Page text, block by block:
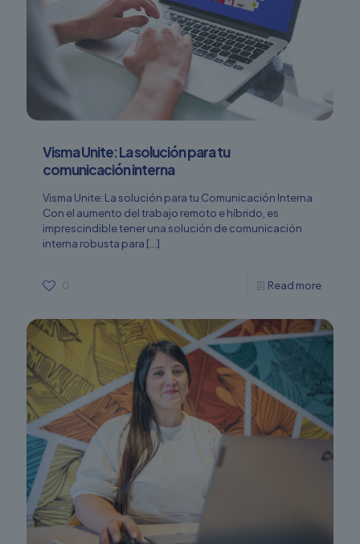
Visma Unite: La solución para tu
comunicación interna
Visma Unite: La solución para tu Comunicación Interna
Con el aumento del trabajo remoto e híbrido, es
imprescindible tener una solución de comunicación
interna robusta para […]
0 Read more